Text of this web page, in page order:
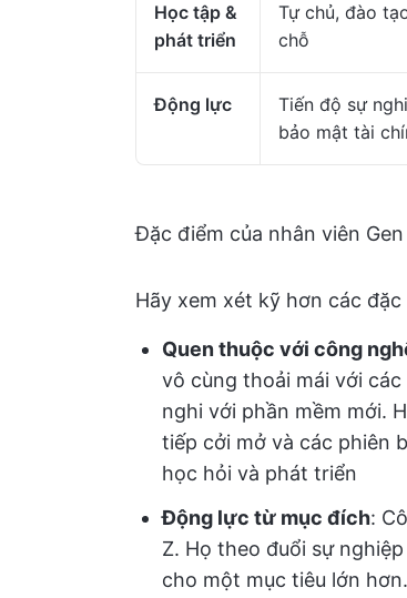
Học tập &
phát triển
Tự chủ, đào
chỗ
Động lực
Tiến độ sự
bảo mật tài
Đặc điểm của nhân viên Gen
Hãy xem xét kỹ hơn các đặc
Quen thuộc với công
vô cùng thoải mái với
nghi với phần mềm mới.
tiếp cởi mở và các phiên
học hỏi và phát triển
Động lực từ mục đích:
Z. Họ theo đuổi sự
cho một mục tiêu lớn